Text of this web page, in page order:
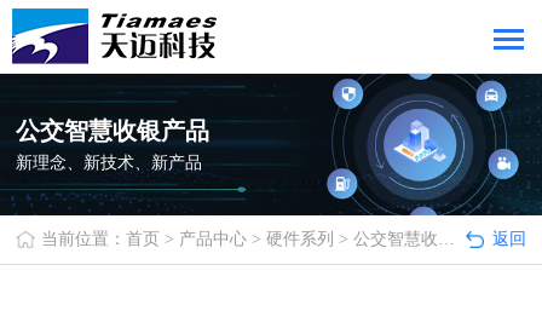
公交智慧收银产品
新理念、新技术、新产品
返回
当前位置：首页 > 产品中心 >硬件系列 >公交智慧收银产品